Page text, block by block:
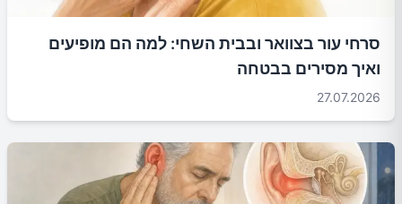
סרחי עור בצוואר ובבית השחי: למה הם מופיעים
ואיך מסירים בבטחה
27.07.2026